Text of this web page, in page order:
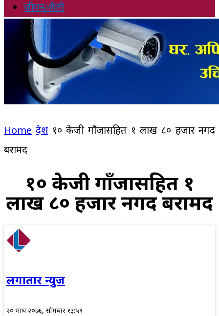
जीवन/शैली
Home देश १० केजी गाँजासहित १ लाख ८० हजार नगद
बरामद
१० केजी गाँजासहित १
लाख ८० हजार नगद बरामद
लगातार न्युज
२० माघ २०७६, सोमबार १३:५९